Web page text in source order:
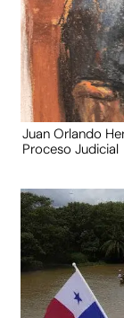
Juan Orlando
Proceso Judicial